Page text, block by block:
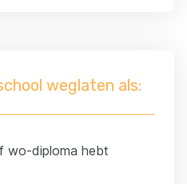
weglaten als:
wo-diploma hebt